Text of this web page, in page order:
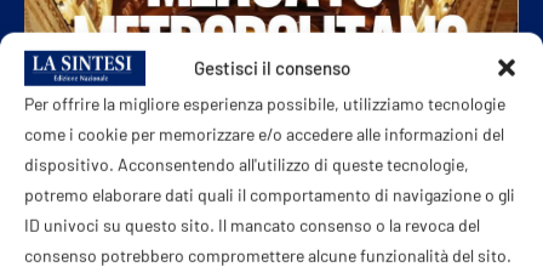
Gestisci il consenso
Per offrire la migliore esperienza possibile, utilizziamo tecnologie
come i cookie per memorizzare e/o accedere alle informazioni del
dispositivo. Acconsentendo all'utilizzo di queste tecnologie,
potremo elaborare dati quali il comportamento di navigazione o gli
ID univoci su questo sito. Il mancato consenso o la revoca del
consenso potrebbero compromettere alcune funzionalità del sito.